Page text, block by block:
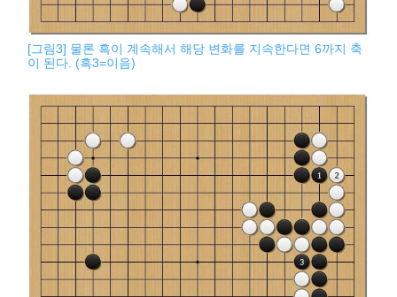
[그림3] 물론 흑이 계속해서 해당 변화를 지속한다면 6까지 축
이 된다. (흑3=이음)